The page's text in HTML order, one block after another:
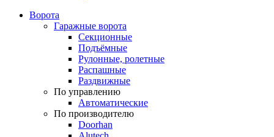
Ворота
Гаражные ворота
Секционные
Подъёмные
Рулонные, ролетные
Распашные
Раздвижные
По управлению
Автоматические
По производителю
Doorhan